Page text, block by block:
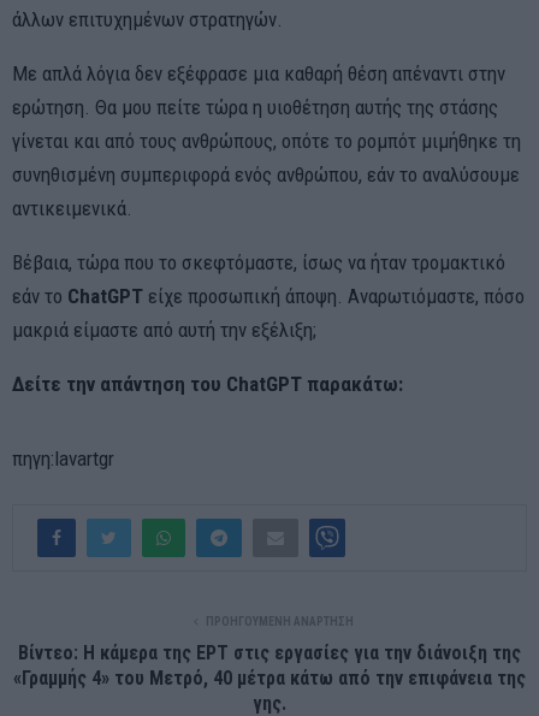
άλλων επιτυχημένων στρατηγών.
Με απλά λόγια δεν εξέφρασε μια καθαρή θέση απέναντι στην
ερώτηση. Θα μου πείτε τώρα η υιοθέτηση αυτής της στάσης
γίνεται και από τους ανθρώπους, οπότε το ρομπότ μιμήθηκε τη
συνηθισμένη συμπεριφορά ενός ανθρώπου, εάν το αναλύσουμε
αντικειμενικά.
Βέβαια, τώρα που το σκεφτόμαστε, ίσως να ήταν τρομακτικό
εάν το ChatGPT είχε προσωπική άποψη. Αναρωτιόμαστε, πόσο
μακριά είμαστε από αυτή την εξέλιξη;
Δείτε την απάντηση του ChatGPT παρακάτω:
πηγη:lavartgr
ΠΡΟΗΓΟΎΜΕΝΗ ΑΝΆΡΤΗΣΗ
Βίντεο: Η κάμερα της ΕΡΤ στις εργασίες για την διάνοιξη της
«Γραμμής 4» του Μετρό, 40 μέτρα κάτω από την επιφάνεια της
γης.